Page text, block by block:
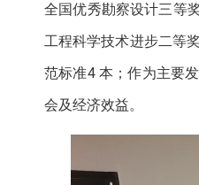
全国优秀勘察设计三等
工程科学技术进步二等
范标准4 本；作为主要
会及经济效益。